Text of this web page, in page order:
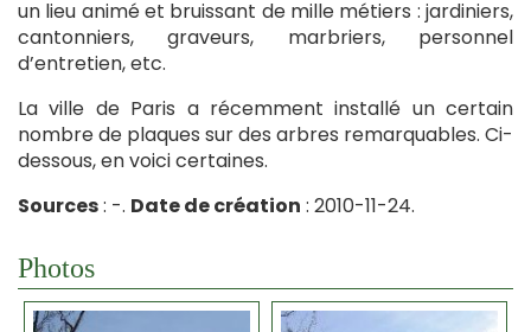
un lieu animé et bruissant de mille métiers : jardiniers,
cantonniers, graveurs, marbriers, personnel
d’entretien, etc.
La ville de Paris a récemment installé un certain
nombre de plaques sur des arbres remarquables. Ci-
dessous, en voici certaines.
Sources: -. Date de création : 2010-11-24.
Photos